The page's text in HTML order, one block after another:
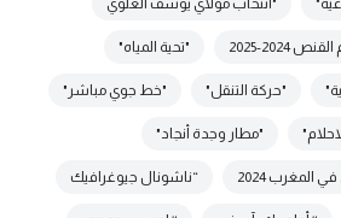
"انتخاب مولاي يوسف العلوي
2024-2025 "تحية المياه"
"حركة التنقل" "خط جوي مباشر"
"مطار وجدة أنجاد"
المغرب 2024 “ناشونال جيوغرافيك